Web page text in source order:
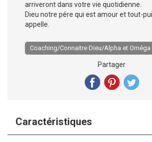
arriveront dans votre vie quotidienne.
Dieu notre pére qui est amour et tout-
appelle.
Coaching/Connaitre Dieu/Alpha et Oméga
Partager
Caractéristiques